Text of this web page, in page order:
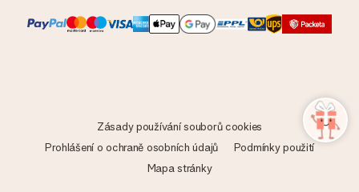
Zásady používání souborů cookies
Prohlášení o ochraně osobních údajů
Podmínky použití
Mapa stránky